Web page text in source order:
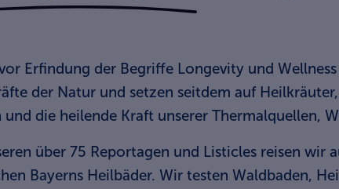
Erfindung der Begriffe Longevity und
der Natur und setzen seitdem auf
und die heilende Kraft unserer Thermalquellen,
über 75 Reportagen und Listicles reisen wir
Bayerns Heilbäder. Wir testen Waldbaden,